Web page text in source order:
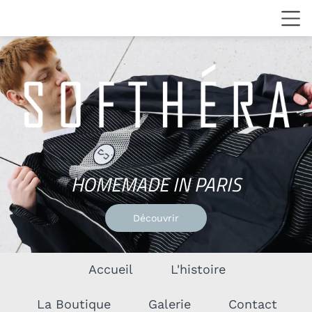
HOMEMADEINPARIS
Découvrir
Accueil L'histoire
La Boutique Galerie Contact